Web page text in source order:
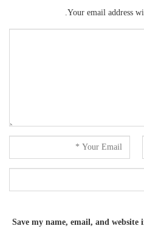
Your email address
Save my name, email, and